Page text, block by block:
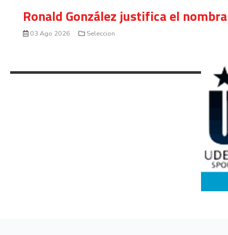
Ronald González justifica el
03 Ago 2026 Seleccion